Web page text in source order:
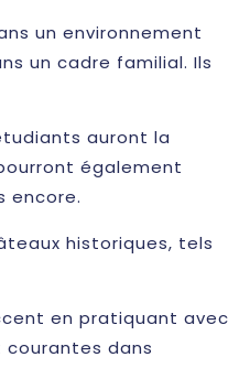
un environnement
un cadre familial. Ils
auront la
également
encore.
historiques, tels
en pratiquant avec
dans